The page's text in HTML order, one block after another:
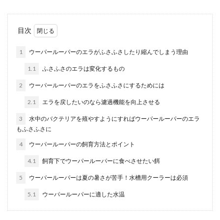
ける行動を取ることがあります。オスが他のメダ
カに対して気...
プラティの稚魚の色とは？稚魚の育て
しょうか？どちらの親と同じ色がでるのか楽しみ
ですよね。...
目次
1 ウーパールーパーのエラがふさふさしたり縮んでしまう理由
1.1 ふさふさのエラは変化するもの
2 ウーパールーパーのエラをふさふさにするためには
2.1 エラを戻したいのなら濾過機能を向上させる
3
水中のバクテリアを殖やすようにすればウーパールーパーのエラ
もふさふさに
4 ウーパールーパーの飼育方法とポイント
4.1 飼育下でウーパールーパーに食べさせたい餌
5 ウーパールーパーは夏の暑さが苦手！水槽用クーラーは必須
5.1 ウーパールーパーに適した水温